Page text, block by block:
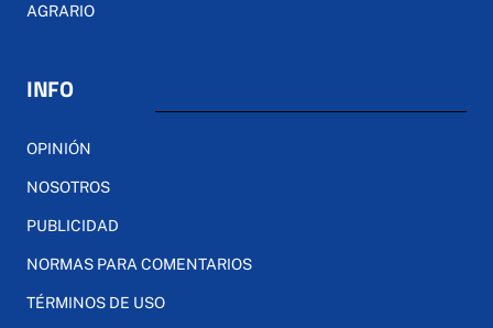
AGRARIO
INFO
OPINIÓN
NOSOTROS
PUBLICIDAD
NORMAS PARA COMENTARIOS
TÉRMINOS DE USO